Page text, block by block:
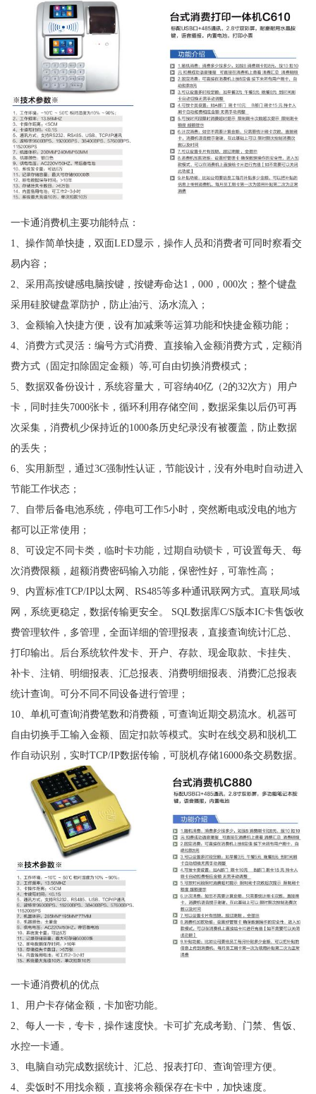
一卡通消费机主要功能特点：
1、操作简单快捷，双面LED显示，操作人员和消费者可同时察看交
易内容；
2、采用高按键感电脑按键，按键寿命达1，000，000次；整个键盘
采用硅胶键盘罩防护，防止油污、汤水流入；
3、金额输入快捷方便，设有加减乘等运算功能和快捷金额功能；
4、消费方式灵活：编号方式消费、直接输入金额消费方式，定额消
费方式（固定扣除固定金额）等,可自由切换消费模式；
5、数据双备份设计，系统容量大，可容纳40亿（2的32次方）用户
卡，同时挂失7000张卡，循环利用存储空间，数据采集以后仍可再
次采集，消费机少保持近的1000条历史纪录没有被覆盖，防止数据
的丢失；
6、实用新型，通过3C强制性认证，节能设计，没有外电时自动进入
节能工作状态；
7、自带后备电池系统，停电可工作5小时，突然断电或没电的地方
都可以正常使用；
8、可设定不同卡类，临时卡功能，过期自动锁卡，可设置每天、每
次消费限额，超额消费密码输入功能，保密性好，可靠性高；
9、内置标准TCP/IP以太网、RS485等多种通讯联网方式。直联局域
网，系统更稳定，数据传输更安全。 SQL数据库C/S版本IC卡售饭收
费管理软件，多管理，全面详细的管理报表，直接查询统计汇总、
打印输出。后台系统软件发卡、开户、存款、现金取款、卡挂失、
补卡、注销、明细报表、汇总报表、消费明细报表、消费汇总报表
统计查询。可分不同不同设备进行管理；
10、单机可查询消费笔数和消费额，可查询近期交易流水。机器可
自由切换手工输入金额、固定扣款等模式。实时在线交易和脱机工
作自动识别，实时TCP/IP数据传输，可脱机存储16000条交易数据。
一卡通消费机的优点
1、用户卡存储金额，卡加密功能。
2、每人一卡，专卡，操作速度快。卡可扩充成考勤、门禁、售饭、
水控一卡通。
3、电脑自动完成数据统计、汇总、报表打印、查询管理方便。
4、卖饭时不用找余额，直接将余额保存在卡中，加快速度。